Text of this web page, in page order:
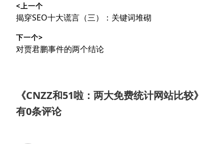
章
导
航
<上一个
上
文
章：
揭穿SEO十大谎言（三）：关键词堆砌
下一个>
下
对贾君鹏事件的两个结论
《CNZZ和51啦：两大免费统计网站比较》
有0条评论